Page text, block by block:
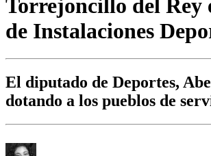
Torrejoncillo del Rey
de Instalaciones
El diputado de Deportes,
dotando a los pueblos de